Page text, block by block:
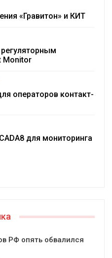
«Гравитон» и КИТ
Monitor
операторов контакт-
для мониторинга
РФ опять обвалился